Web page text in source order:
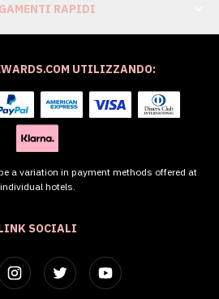
RAPIDI
SOCIALI
UTILIZZANDO:
a variation in payment methods offered at
individual hotels.